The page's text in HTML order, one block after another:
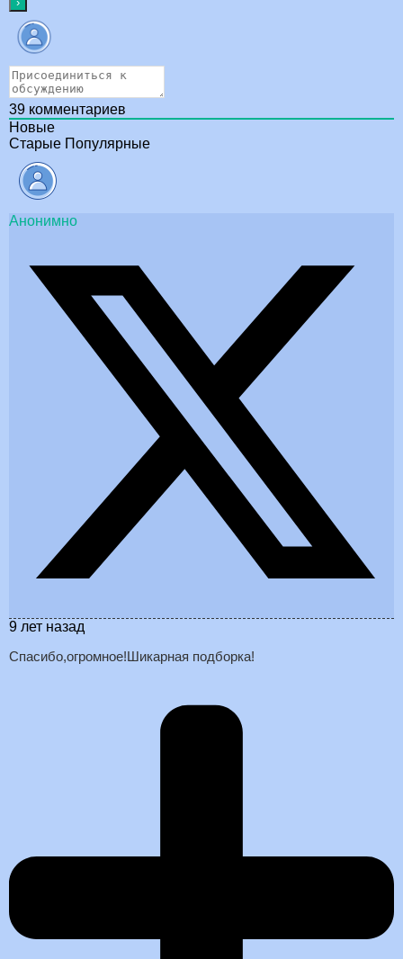
39 комментариев
Новые
Старые Популярные
Анонимно
9 лет назад
Спасибо,огромное!Шикарная подборка!